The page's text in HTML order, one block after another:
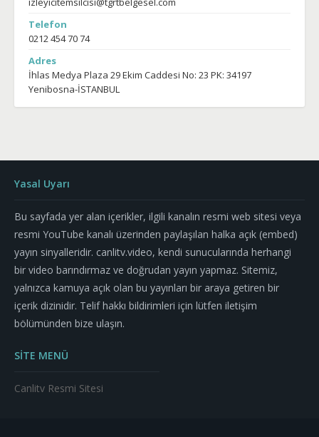
Telefon
0212 454 70 74
Adres
İhlas Medya Plaza 29 Ekim Caddesi No: 23 PK: 34197
Yenibosna-İSTANBUL
Yasal Uyarı
Bu sayfada yer alan içerikler, ilgili kanalın resmi web sitesi veya
resmi YouTube kanalı üzerinden paylaşılan halka açık (embed)
yayın sinyalleridir. canlitv.video, kendi sunucularında herhangi
bir video barındırmaz ve doğrudan yayın yapmaz. Sitemiz,
yalnızca kamuya açık olan bu yayınları bir araya getiren bir
içerik dizinidir. Telif hakkı bildirimleri için lütfen iletişim
bölümünden bize ulaşın.
SİTE MENÜ
Canlitv Resmi Sitesi